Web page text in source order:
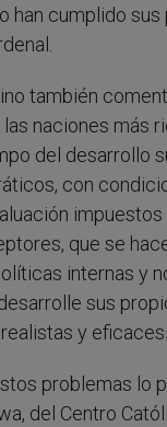
han cumplido sus
también
naciones más
del desarrollo
con
que se
internas y
sus
y
problemas lo
del Centro